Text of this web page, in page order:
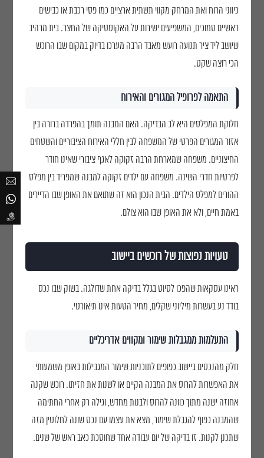
כיווני הרוח ואת המרחק מקווי תשתית ארציים כמו פסי רכבת או כבישים
ראשיים סמוכים, המשפיעים ישירות על האקוסטיקה של החצר. בית מרהיב
שיושב ליד ציר תנועה רועש מאבד הרבה מערכו בדיוק במקום שבו הרוכש
הכי רוצה שקט.
התאמה לפרופיל המגורים והאירוח
חלוקת המפלסים היא לב הבדיקה. האם המבנה תומך בהפרדה ברורה בין
אזור המגורים הפרטי של המשפחה לבין חללי האירוח הציבוריים והשטחים
החיצוניים. משפחה שמארחת הרבה זקוקה לאגף ציבורי שאינו חודר
לפרטיות חדרי השינה. משפחה עם ילדים זקוקה למבנה שמפריד בין מפלס
ההורים למפלס הילדים. הבית הנכון הוא זה שתואם את האופן שבו הדיירים
באמת חיים, ולא את האופן שבו הוא צולם.
טעויות נפוצות של רוכשים ביישוב
ראינו עסקאות שהפכו לסיוט בגלל בדיקה אחת שדולגה. בשוק שבו נכס
בודד נע בעשרות מיליוני שקלים, מחיר הטעות אינו תיאורטי.
התעלמות ממגבלות שימור ומקווים אדריכליים
חלק מהנכסים ביישוב כפופים לתוכניות שימור המגבילות באופן משמעותי
את האפשרות להרוס את המבנה הקיים או לשנות את חזיתו. רוכש שקנה
אחוזה ישנה מתוך כוונה להרוס ולבנות מחדש, וגילה רק אחרי החתימה
שהמבנה כפוף להגבלת שימור, מצא את עצמו עם נכס שונה לחלוטין מזה
שתכנן לקנות. זו בדיקה של יום עבודה אחד שחוסכת כאב ראש של שנים.
ענו על כמה שאלות קצרות ונחזור אליכם
הקודם הבא שלח
חיפוש פרויקט
info@nyg.co.il
מדיה חברתית
שליחת הודעה
שם מלא
הודעה